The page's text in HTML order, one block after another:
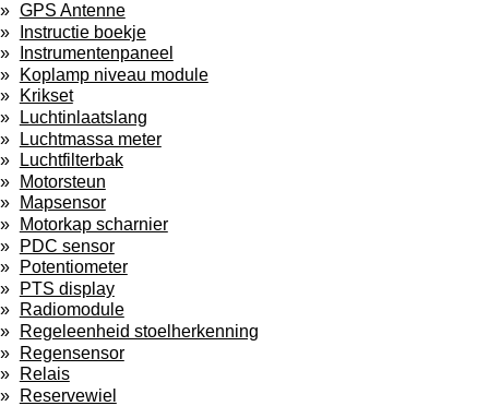
GPS Antenne
Instructie boekje
Instrumentenpaneel
Koplamp niveau module
Krikset
Luchtinlaatslang
Luchtmassa meter
Luchtfilterbak
Motorsteun
Mapsensor
Motorkap scharnier
PDC sensor
Potentiometer
PTS display
Radiomodule
Regeleenheid stoelherkenning
Regensensor
Relais
Reservewiel